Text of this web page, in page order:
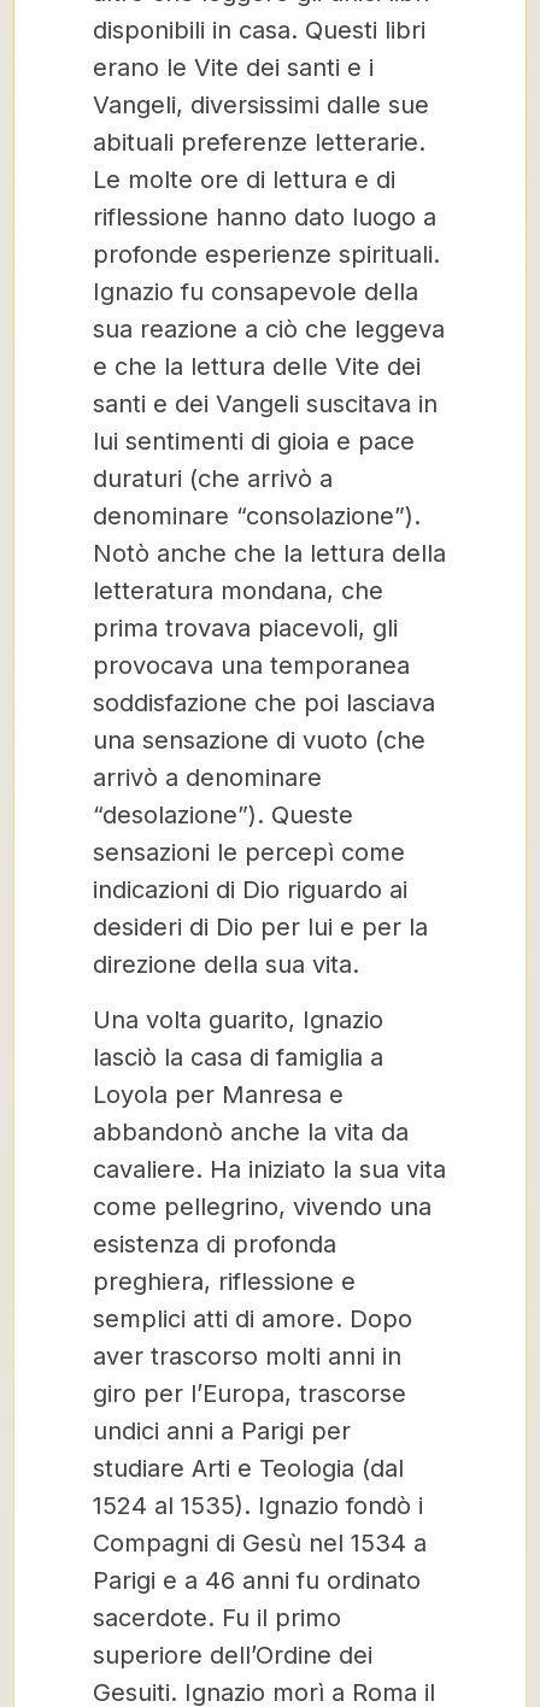
disponibili in casa. Questi libri
erano le Vite dei santi e i
Vangeli, diversissimi dalle sue
abituali preferenze letterarie.
Le molte ore di lettura e di
riflessione hanno dato luogo a
profonde esperienze spirituali.
Ignazio fu consapevole della
sua reazione a ciò che leggeva
e che la lettura delle Vite dei
santi e dei Vangeli suscitava in
lui sentimenti di gioia e pace
duraturi (che arrivò a
denominare “consolazione”).
Notò anche che la lettura della
letteratura mondana, che
prima trovava piacevoli, gli
provocava una temporanea
soddisfazione che poi lasciava
una sensazione di vuoto (che
arrivò a denominare
“desolazione”). Queste
sensazioni le percepì come
indicazioni di Dio riguardo ai
desideri di Dio per lui e per la
direzione della sua vita.
Una volta guarito, Ignazio
lasciò la casa di famiglia a
Loyola per Manresa e
abbandonò anche la vita da
cavaliere. Ha iniziato la sua vita
come pellegrino, vivendo una
esistenza di profonda
preghiera, riflessione e
semplici atti di amore. Dopo
aver trascorso molti anni in
giro per l’Europa, trascorse
undici anni a Parigi per
studiare Arti e Teologia (dal
1524 al 1535). Ignazio fondò i
Compagni di Gesù nel 1534 a
Parigi e a 46 anni fu ordinato
sacerdote. Fu il primo
superiore dell’Ordine dei
Gesuiti. Ignazio morì a Roma il